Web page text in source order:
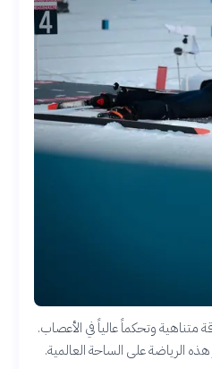
متناهية وتحكماً عالياً في الأعصاب.
الرياضة على الساحة العالمية.